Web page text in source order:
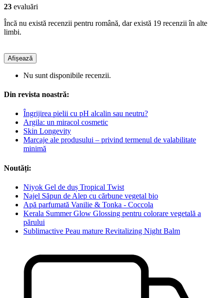
23 evaluări
Încă nu există recenzii pentru română, dar există 19 recenzii în alte
limbi.
Afișează
Nu sunt disponibile recenzii.
Din revista noastră:
Îngrijirea pielii cu pH alcalin sau neutru?
Argila: un miracol cosmetic
Skin Longevity
Marcaje ale produsului – privind termenul de valabilitate
minimă
Noutăți:
Niyok Gel de duș Tropical Twist
Najel Săpun de Alep cu cărbune vegetal bio
Apă parfumată Vanilie & Tonka - Coccola
Kerala Summer Glow Glossing pentru colorare vegetală a
părului
Sublimactive Peau mature Revitalizing Night Balm